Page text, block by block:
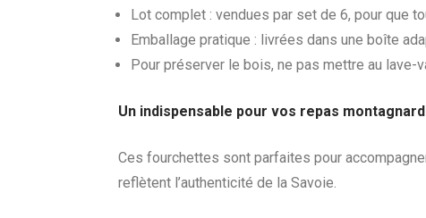
Lot complet : vendues par set de 6, pour que
Emballage pratique : livrées dans une boîte
Pour préserver le bois, ne pas mettre au lave-
Un indispensable pour vos repas
Ces fourchettes sont parfaites pour
reflètent l’authenticité de la Savoie.